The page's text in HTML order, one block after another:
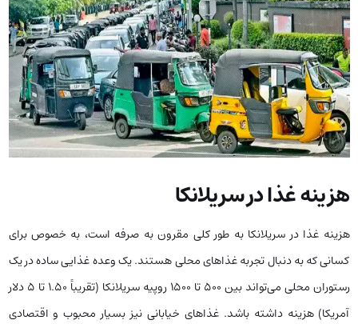
هزینه غذا در سریلانکا
هزینه غذا در سریلانکا به طور کلی مقرون به صرفه است، به خصوص برای
کسانی که به دنبال تجربه غذاهای محلی هستند. یک وعده غذایی ساده در یک
رستوران محلی می‌تواند بین 500 تا 1500 روپیه سریلانکا (تقریباً 1.50 تا 5 دلار
آمریکا) هزینه داشته باشد. غذاهای خیابانی نیز بسیار محبوب و اقتصادی